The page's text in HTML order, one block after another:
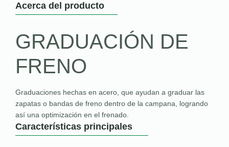
Acerca del producto
GRADUACIÓN DE
FRENO
Graduaciones hechas en acero, que ayudan a graduar las
zapatas o bandas de freno dentro de la campana, logrando
así una optimización en el frenado.
Características principales